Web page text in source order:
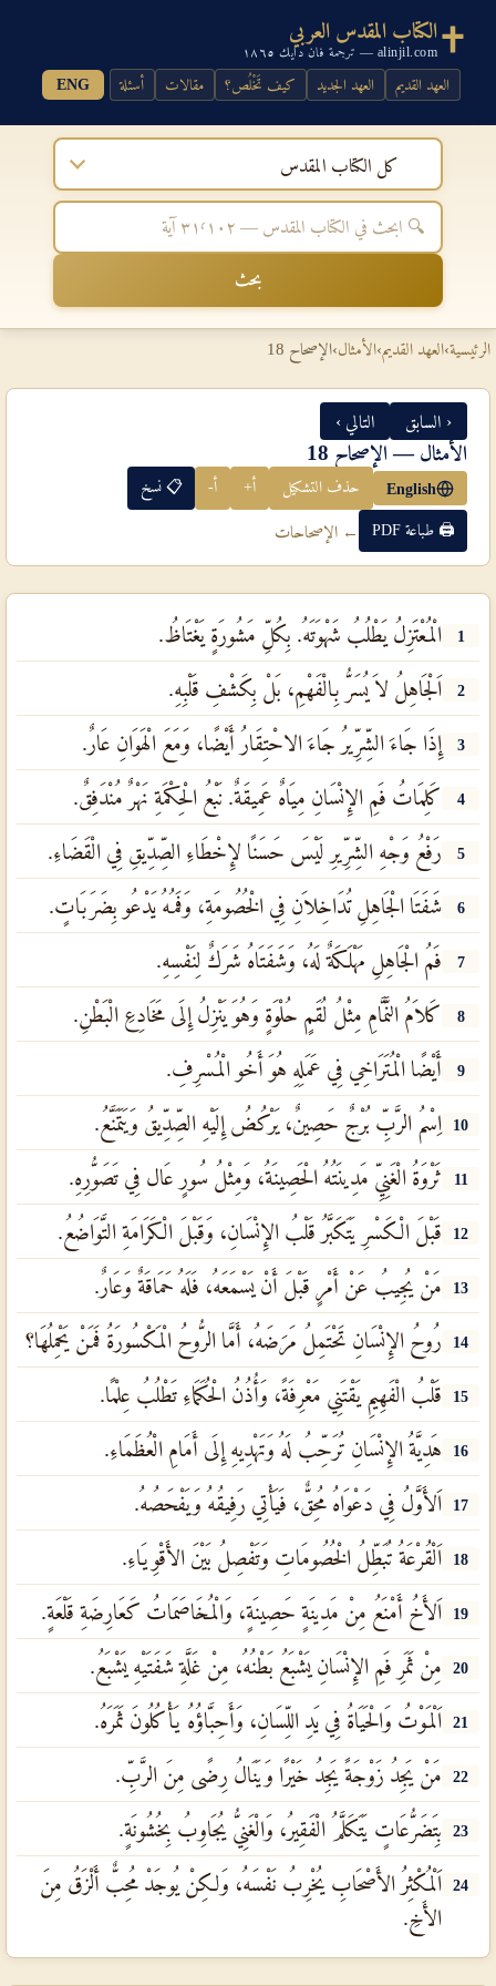
الكتاب المقدس العربي
alinjil.com — ترجمة فان دايك ١٨٦٥
العهد القديم العهد الجديد كيف تَخْلُص؟ مقالات أسئلة ENG
كل الكتاب المقدس
بحث
الرئيسية›العهد القديم›الأمثال›الإصحاح 18
‹ السابق التالي ›
الأمثال — الإصحاح 18
English حذف التشكيل أ+ أ- 📋 نسخ
🖨 طباعة PDF ← الإصحاحات
1 الْمُعْتَزِلُ يَطْلُبُ شَهْوَتَهُ. بِكُلِّ مَشُورَةٍ يَغْتَاظُ.
2 اَلْجَاهِلُ لاَ يُسَرُّ بِالْفَهْمِ، بَلْ بِكَشْفِ قَلْبِهِ.
3 إِذَا جَاءَ الشِّرِّيرُ جَاءَ الاحْتِقَارُ أَيْضًا، وَمَعَ الْهَوَانِ عَارٌ.
4 كَلِمَاتُ فَمِ الإِنْسَانِ مِيَاهٌ عَمِيقَةٌ. نَبْعُ الْحِكْمَةِ نَهْرٌ مُنْدَفِقٌ.
5 رَفْعُ وَجْهِ الشِّرِّيرِ لَيْسَ حَسَنًا لإِخْطَاءِ الصِّدِّيقِ فِي الْقَضَاءِ.
6 شَفَتَا الْجَاهِلِ تُدَاخِلاَنِ فِي الْخُصُومَةِ، وَفَمُهُ يَدْعُو بِضَرَبَاتٍ.
7 فَمُ الْجَاهِلِ مَهْلَكَةٌ لَهُ، وَشَفَتَاهُ شَرَكٌ لِنَفْسِهِ.
8 كَلاَمُ النَّمَّامِ مِثْلُ لُقَمٍ حُلْوَةٍ وَهُوَ يَنْزِلُ إِلَى مَخَادِعِ الْبَطْنِ.
9 أَيْضًا الْمُتَرَاخِي فِي عَمَلِهِ هُوَ أَخُو الْمُسْرِفِ.
10 اِسْمُ الرَّبِّ بُرْجٌ حَصِينٌ، يَرْكُضُ إِلَيْهِ الصِّدِّيقُ وَيَتَمَنَّعُ.
11 ثَرْوَةُ الْغَنِيِّ مَدِينَتُهُ الْحَصِينَةُ، وَمِثْلُ سُورٍ عَال فِي تَصَوُّرِهِ.
12 قَبْلَ الْكَسْرِ يَتَكَبَّرُ قَلْبُ الإِنْسَانِ، وَقَبْلَ الْكَرَامَةِ التَّوَاضُعُ.
13 مَنْ يُجِيبُ عَنْ أَمْرٍ قَبْلَ أَنْ يَسْمَعَهُ، فَلَهُ حَمَاقَةٌ وَعَارٌ.
14 رُوحُ الإِنْسَانِ تَحْتَمِلُ مَرَضَهُ، أَمَّا الرُّوحُ الْمَكْسُورَةُ فَمَنْ يَحْمِلُهَا؟
15 قَلْبُ الْفَهِيمِ يَقْتَنِي مَعْرِفَةً، وَأُذُنُ الْحُكَمَاءِ تَطْلُبُ عِلْمًا.
16 هَدِيَّةُ الإِنْسَانِ تُرَحِّبُ لَهُ وَتَهْدِيهِ إِلَى أَمَامِ الْعُظَمَاءِ.
17 اَلأَوَّلُ فِي دَعْوَاهُ مُحِقٌّ، فَيَأْتِي رَفِيقُهُ وَيَفْحَصُهُ.
18 اَلْقُرْعَةُ تُبَطِّلُ الْخُصُومَاتِ وَتَفْصِلُ بَيْنَ الأَقْوِيَاءِ.
19 اَلأَخُ أَمْنَعُ مِنْ مَدِينَةٍ حَصِينَةٍ، وَالْمُخَاصَمَاتُ كَعَارِضَةِ قَلْعَةٍ.
20 مِنْ ثَمَرِ فَمِ الإِنْسَانِ يَشْبَعُ بَطْنُهُ، مِنْ غَلَّةِ شَفَتَيْهِ يَشْبَعُ.
21 اَلْمَوْتُ وَالْحَيَاةُ فِي يَدِ اللِّسَانِ، وَأَحِبَّاؤُهُ يَأْكُلُونَ ثَمَرَهُ.
22 مَنْ يَجِدُ زَوْجَةً يَجِدُ خَيْرًا وَيَنَالُ رِضًى مِنَ الرَّبِّ.
23 بِتَضَرُّعَاتٍ يَتَكَلَّمُ الْفَقِيرُ، وَالْغَنِيُّ يُجَاوِبُ بِخُشُونَةٍ.
24
اَلْمُكْثِرُ الأَصْحَابِ يُخْرِبُ نَفْسَهُ، وَلكِنْ يُوجَدْ مُحِبٌّ أَلْزَقُ مِنَ
الأَخِ.